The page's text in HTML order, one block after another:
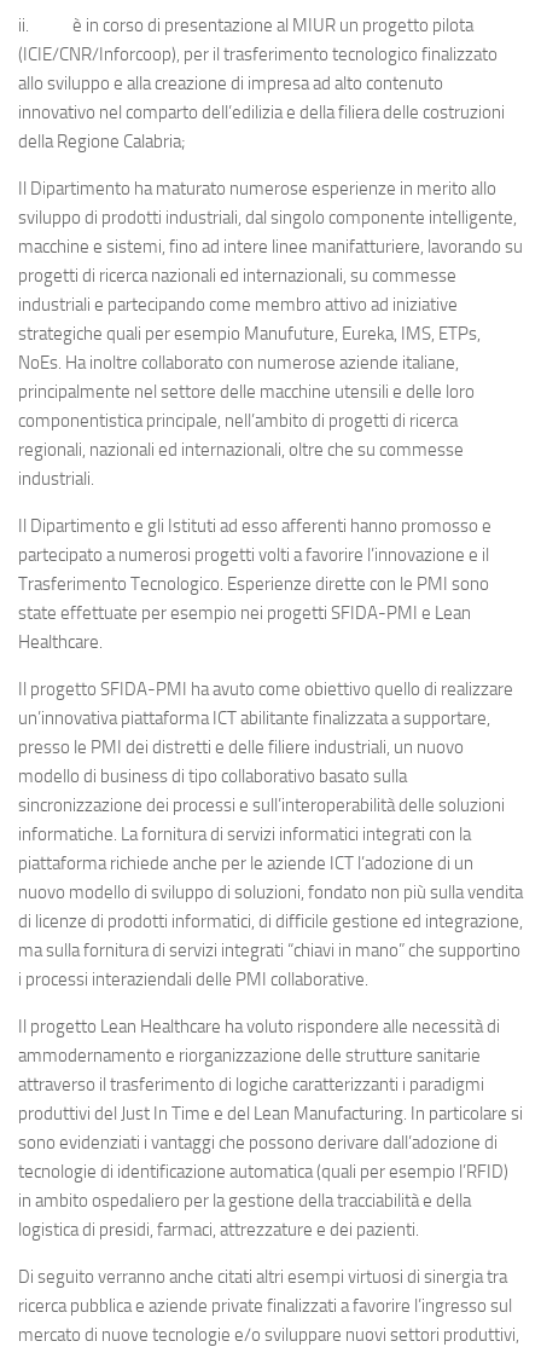
ii. è in corso di presentazione al MIUR un progetto pilota
(ICIE/CNR/Inforcoop), per il trasferimento tecnologico finalizzato
allo sviluppo e alla creazione di impresa ad alto contenuto
innovativo nel comparto dell’edilizia e della filiera delle costruzioni
della Regione Calabria;
Il Dipartimento ha maturato numerose esperienze in merito allo
sviluppo di prodotti industriali, dal singolo componente intelligente,
macchine e sistemi, fino ad intere linee manifatturiere, lavorando su
progetti di ricerca nazionali ed internazionali, su commesse
industriali e partecipando come membro attivo ad iniziative
strategiche quali per esempio Manufuture, Eureka, IMS, ETPs,
NoEs. Ha inoltre collaborato con numerose aziende italiane,
principalmente nel settore delle macchine utensili e delle loro
componentistica principale, nell’ambito di progetti di ricerca
regionali, nazionali ed internazionali, oltre che su commesse
industriali.
Il Dipartimento e gli Istituti ad esso afferenti hanno promosso e
partecipato a numerosi progetti volti a favorire l’innovazione e il
Trasferimento Tecnologico. Esperienze dirette con le PMI sono
state effettuate per esempio nei progetti SFIDA-PMI e Lean
Healthcare.
Il progetto SFIDA-PMI ha avuto come obiettivo quello di realizzare
un’innovativa piattaforma ICT abilitante finalizzata a supportare,
presso le PMI dei distretti e delle filiere industriali, un nuovo
modello di business di tipo collaborativo basato sulla
sincronizzazione dei processi e sull’interoperabilità delle soluzioni
informatiche. La fornitura di servizi informatici integrati con la
piattaforma richiede anche per le aziende ICT l’adozione di un
nuovo modello di sviluppo di soluzioni, fondato non più sulla vendita
di licenze di prodotti informatici, di difficile gestione ed integrazione,
ma sulla fornitura di servizi integrati “chiavi in mano” che supportino
i processi interaziendali delle PMI collaborative.
Il progetto Lean Healthcare ha voluto rispondere alle necessità di
ammodernamento e riorganizzazione delle strutture sanitarie
attraverso il trasferimento di logiche caratterizzanti i paradigmi
produttivi del Just In Time e del Lean Manufacturing. In particolare si
sono evidenziati i vantaggi che possono derivare dall’adozione di
tecnologie di identificazione automatica (quali per esempio l’RFID)
in ambito ospedaliero per la gestione della tracciabilità e della
logistica di presidi, farmaci, attrezzature e dei pazienti.
Di seguito verranno anche citati altri esempi virtuosi di sinergia tra
ricerca pubblica e aziende private finalizzati a favorire l’ingresso sul
mercato di nuove tecnologie e/o sviluppare nuovi settori produttivi,